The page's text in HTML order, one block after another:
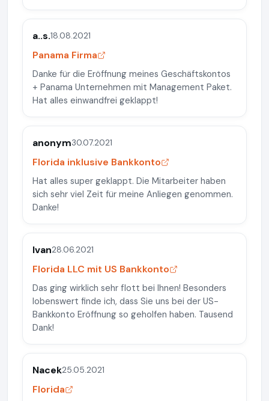
a..s.18.08.2021
Panama Firma
Danke für die Eröffnung meines Geschäftskontos
+ Panama Unternehmen mit Management Paket.
Hat alles einwandfrei geklappt!
anonym30.07.2021
Florida inklusive Bankkonto
Hat alles super geklappt. Die Mitarbeiter haben
sich sehr viel Zeit für meine Anliegen genommen.
Danke!
Ivan28.06.2021
Florida LLC mit US Bankkonto
Das ging wirklich sehr flott bei Ihnen! Besonders
lobenswert finde ich, dass Sie uns bei der US-
Bankkonto Eröffnung so geholfen haben. Tausend
Dank!
Nacek25.05.2021
Florida